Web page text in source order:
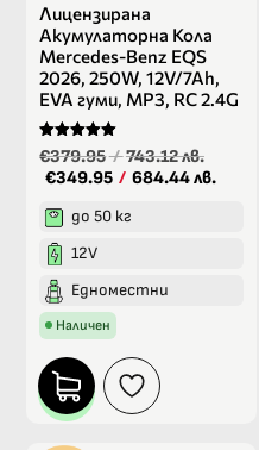
Лицензирана
Акумулаторна Кола
Mercedes-Benz EQS
2026, 250W, 12V/7Ah,
EVA гуми, MP3, RC 2.4G
Оценено на
5.00
от 5
€379.95/743.12 лв.
€349.95 / 684.44 лв.
до 50 кг
12V
Едноместни
Наличен